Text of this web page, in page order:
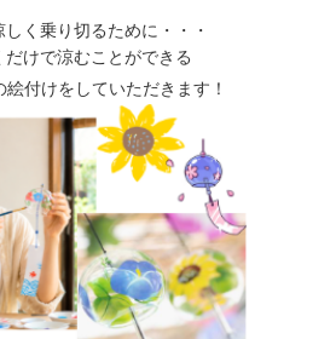
しく乗り切るために・・・
だけで涼むことができる
絵付けをしていただきます！